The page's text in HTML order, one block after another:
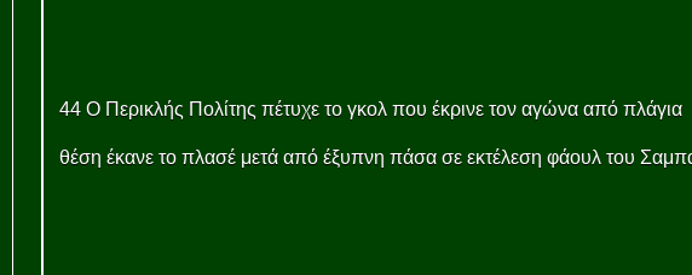
44 Ο Περικλής Πολίτης πέτυχε το γκολ που έκρινε τον αγώνα από πλάγια
θέση έκανε το πλασέ μετά από έξυπνη πάσα σε εκτέλεση φάουλ του